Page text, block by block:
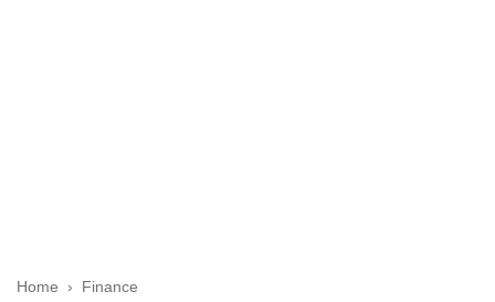
Home › Finance